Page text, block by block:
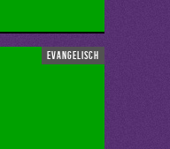
evangelisch